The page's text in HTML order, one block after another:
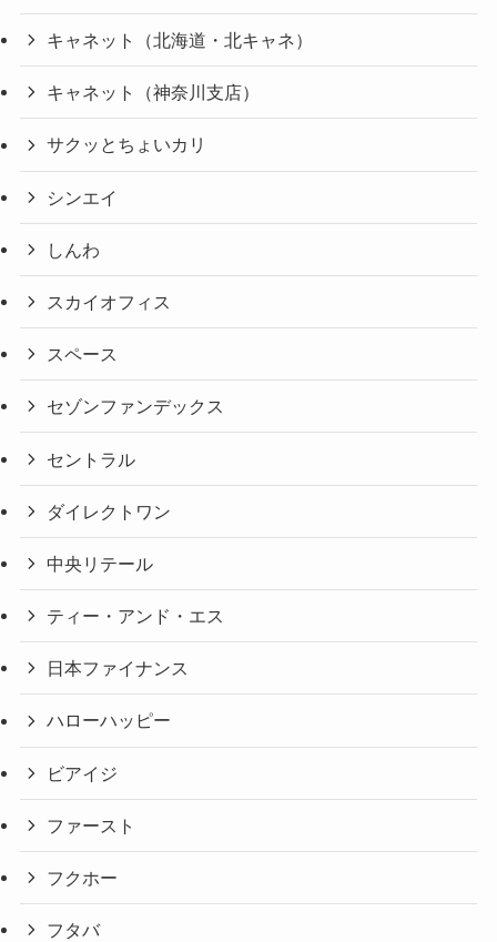
キャネット（北海道・北キャネ）
キャネット（神奈川支店）
サクッとちょいカリ
シンエイ
しんわ
スカイオフィス
スペース
セゾンファンデックス
セントラル
ダイレクトワン
中央リテール
ティー・アンド・エス
日本ファイナンス
ハローハッピー
ビアイジ
ファースト
フクホー
フタバ